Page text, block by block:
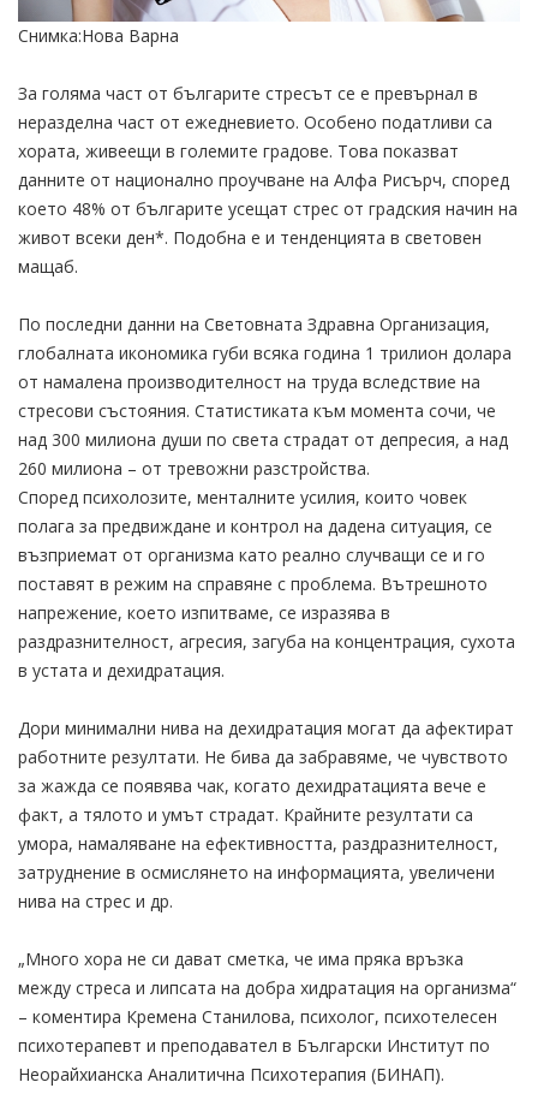
Снимка:Нова Варна
За голяма част от българите стресът се е превърнал в
неразделна част от ежедневието. Особено податливи са
хората, живеещи в големите градове. Това показват
данните от национално проучване на Алфа Рисърч, според
което 48% от българите усещат стрес от градския начин на
живот всеки ден*. Подобна е и тенденцията в световен
мащаб.
По последни данни на Световната Здравна Организация,
глобалната икономика губи всяка година 1 трилион долара
от намалена производителност на труда вследствие на
стресови състояния. Статистиката към момента сочи, че
над 300 милиона души по света страдат от депресия, а над
260 милиона – от тревожни разстройства.
Според психолозите, менталните усилия, които човек
полага за предвиждане и контрол на дадена ситуация, се
възприемат от организма като реално случващи се и го
поставят в режим на справяне с проблема. Вътрешното
напрежение, което изпитваме, се изразява в
раздразнителност, агресия, загуба на концентрация, сухота
в устата и дехидратация.
Дори минимални нива на дехидратация могат да афектират
работните резултати. Не бива да забравяме, че чувството
за жажда се появява чак, когато дехидратацията вече е
факт, а тялото и умът страдат. Крайните резултати са
умора, намаляване на ефективността, раздразнителност,
затруднение в осмислянето на информацията, увеличени
нива на стрес и др.
„Много хора не си дават сметка, че има пряка връзка
между стреса и липсата на добра хидратация на организма“
– коментира Кремена Станилова, психолог, психотелесен
психотерапевт и преподавател в Български Институт по
Неорайхианска Аналитична Психотерапия (БИНАП).